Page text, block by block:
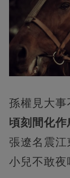
孫權見大事
頃刻間化作
張遼名震
小兒不敢夜